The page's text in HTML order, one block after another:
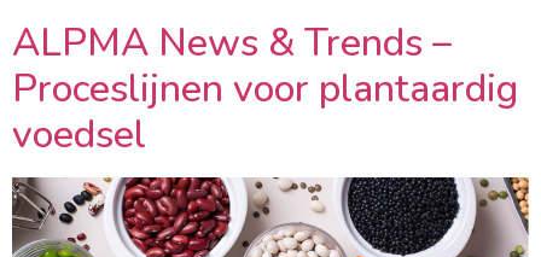
ALPMA News & Trends –
Proceslijnen voor plantaardig
voedsel